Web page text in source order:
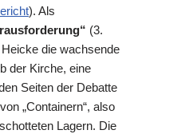
). Als
(3.
die wachsende
der Kirche, eine
Seiten der Debatte
„Containern“, also
Lagern. Die